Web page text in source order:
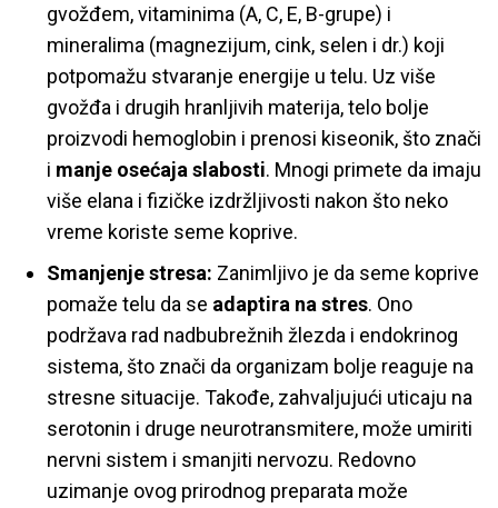
gvožđem, vitaminima (A, C, E, B-grupe) i
mineralima (magnezijum, cink, selen i dr.) koji
potpomažu stvaranje energije u telu. Uz više
gvožđa i drugih hranljivih materija, telo bolje
proizvodi hemoglobin i prenosi kiseonik, što znači
i manje osećaja slabosti. Mnogi primete da imaju
više elana i fizičke izdržljivosti nakon što neko
vreme koriste seme koprive.
Smanjenje stresa: Zanimljivo je da seme koprive
pomaže telu da se adaptira na stres. Ono
podržava rad nadbubrežnih žlezda i endokrinog
sistema, što znači da organizam bolje reaguje na
stresne situacije. Takođe, zahvaljujući uticaju na
serotonin i druge neurotransmitere, može umiriti
nervni sistem i smanjiti nervozu. Redovno
uzimanje ovog prirodnog preparata može